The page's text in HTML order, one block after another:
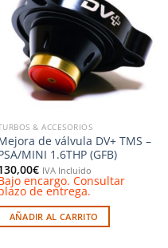
lista de
deseos
& ACCESORIOS
de válvula DV+ TMS –
MINI 1.6THP (GFB)
€ IVA Incluido
encargo. Consultar
de entrega.
AÑADIR AL CARRITO